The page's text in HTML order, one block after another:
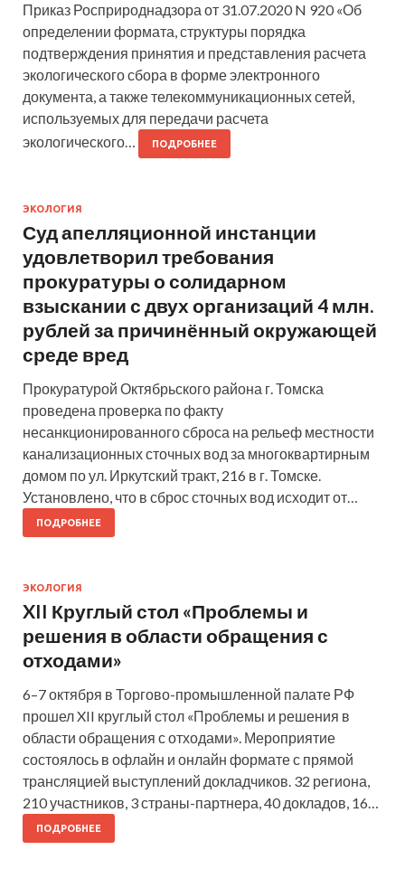
Приказ Росприроднадзора от 31.07.2020 N 920 «Об
определении формата, структуры порядка
подтверждения принятия и представления расчета
экологического сбора в форме электронного
документа, а также телекоммуникационных сетей,
используемых для передачи расчета
экологического…
ПОДРОБНЕЕ
ЭКОЛОГИЯ
Суд апелляционной инстанции
удовлетворил требования
прокуратуры о солидарном
взыскании с двух организаций 4 млн.
рублей за причинённый окружающей
среде вред
Прокуратурой Октябрьского района г. Томска
проведена проверка по факту
несанкционированного сброса на рельеф местности
канализационных сточных вод за многоквартирным
домом по ул. Иркутский тракт, 216 в г. Томске.
Установлено, что в сброс сточных вод исходит от…
ПОДРОБНЕЕ
ЭКОЛОГИЯ
XII Круглый стол «Проблемы и
решения в области обращения с
отходами»
6–7 октября в Торгово-промышленной палате РФ
прошел XII круглый стол «Проблемы и решения в
области обращения с отходами». Мероприятие
состоялось в офлайн и онлайн формате с прямой
трансляцией выступлений докладчиков. 32 региона,
210 участников, 3 страны-партнера, 40 докладов, 16…
ПОДРОБНЕЕ